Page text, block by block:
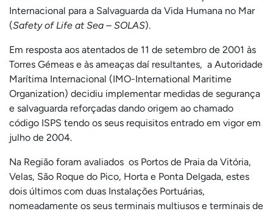
Internacional para a Salvaguarda da Vida Humana no Mar
(Safety of Life at Sea – SOLAS).
Em resposta aos atentados de 11 de setembro de 2001 às
Torres Gémeas e às ameaças daí resultantes, a Autoridade
Marítima Internacional (IMO-International Maritime
Organization) decidiu implementar medidas de segurança
e salvaguarda reforçadas dando origem ao chamado
código ISPS tendo os seus requisitos entrado em vigor em
julho de 2004.
Na Região foram avaliados os Portos de Praia da Vitória,
Velas, São Roque do Pico, Horta e Ponta Delgada, estes
dois últimos com duas Instalações Portuárias,
nomeadamente os seus terminais multiusos e terminais de